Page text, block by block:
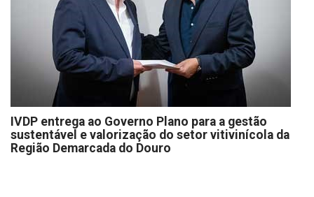
IVDP entrega ao Governo Plano para a gestão
sustentável e valorização do setor vitivinícola da
Região Demarcada do Douro